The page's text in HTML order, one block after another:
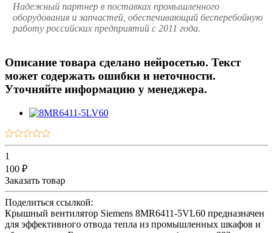
Надежный партнер в поставках промышленного
оборудования и запчастей, обеспечивающий бесперебойную
работу российских предприятий с 2011 года.
Описание товара сделано нейросетью. Текст
может содержать ошибки и неточности.
Уточняйте информацию у менеджера.
1
100 ₽
Заказать товар
Поделиться ссылкой:
Крышный вентилятор Siemens 8MR6411-5VL60 предназначен
для эффективного отвода тепла из промышленных шкафов и